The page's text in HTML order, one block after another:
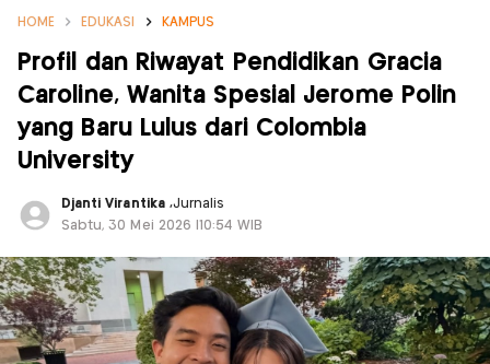
HOME EDUKASI KAMPUS
Profil dan Riwayat Pendidikan Gracia
Caroline, Wanita Spesial Jerome Polin
yang Baru Lulus dari Colombia
University
Djanti Virantika ,Jurnalis
Sabtu, 30 Mei 2026 |10:54 WIB